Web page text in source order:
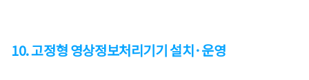
10. 고정형 영상정보처리기기 설치·운영